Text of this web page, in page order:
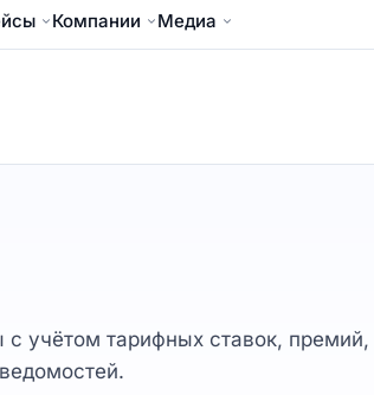
Компании Медиа
с учётом тарифных ставок, премий,